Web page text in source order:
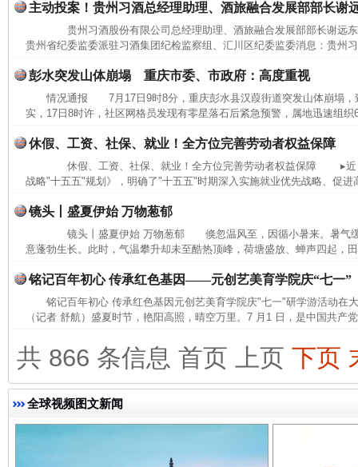
主动投案！贵州习酒总经理助理、酒旅融合发展部部长谢
贵州习酒股份有限公司总经理助理、酒旅融合发展部部长谢
贵州省纪委监委派驻习酒集团纪检监察组、汇川区纪委监委消息：贵州
彭水突发山体崩塌 重庆市委、市政府：高度重视
情况通报 7月17日9时8分，重庆彭水县汉葭街道突发山体崩塌，
实，17日8时许，社区网格员发现有零星落石后紧急预警，属地迅速组
休假、工资、社保、就业！全方位完善劳动者权益保障
休假、工资、社保、就业！全方位完善劳动者权益保障 ▸近
战略"十五五"规划》，明确了"十五五"时期深入实施就业优先战略、促进
镜头丨盛夏伊始 万物葱郁
镜头丨盛夏伊始 万物葱郁 倏忽温风至，因循小暑来。暑气缓
意蓬勃生长。此时，气温攀升却未至酷热顶峰，荷塘盛放、蝉声四起，
铭记百年初心 传承红色基因——元创艺美育学院庆“七一”
铭记百年初心 传承红色基因元创艺美育学院庆"七一"研学游活动
（记者 舒航）盛夏时节，艳阳高照，晴空万里。7 月1 日，是中国共产
共 866 条信息 首页 上页 下页
全球视频图文新闻
东山县通报“牛蛙产品抗生素超标问题”